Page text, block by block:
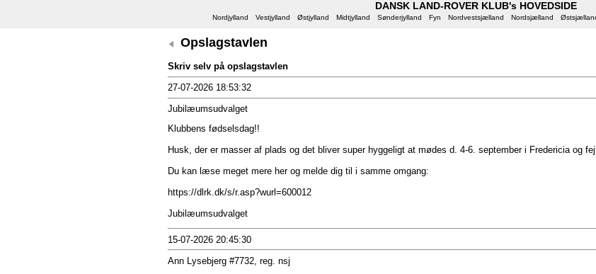
DANSK LAND-ROVER KLUB's HOVEDSIDE
Nordjylland Vestjylland Østjylland Midtjylland Sønderjylland Fyn Nordvestsjælland Nordsjælland
Opslagstavlen
Skriv selv på opslagstavlen
27-07-2026 18:53:32
Jubilæumsudvalget
Klubbens fødselsdag!!
Husk, der er masser af plads og det bliver super hyggeligt at mødes d. 4-6. september i Fredericia og
Du kan læse meget mere her og melde dig til i samme omgang:
https://dlrk.dk/s/r.asp?wurl=600012
Jubilæumsudvalget
15-07-2026 20:45:30
Ann Lysebjerg #7732, reg. nsj